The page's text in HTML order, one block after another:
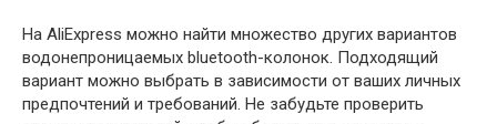
На AliExpress можно найти множество других вариантов
водонепроницаемых bluetooth-колонок. Подходящий
вариант можно выбрать в зависимости от ваших личных
предпочтений и требований. Не забудьте проверить